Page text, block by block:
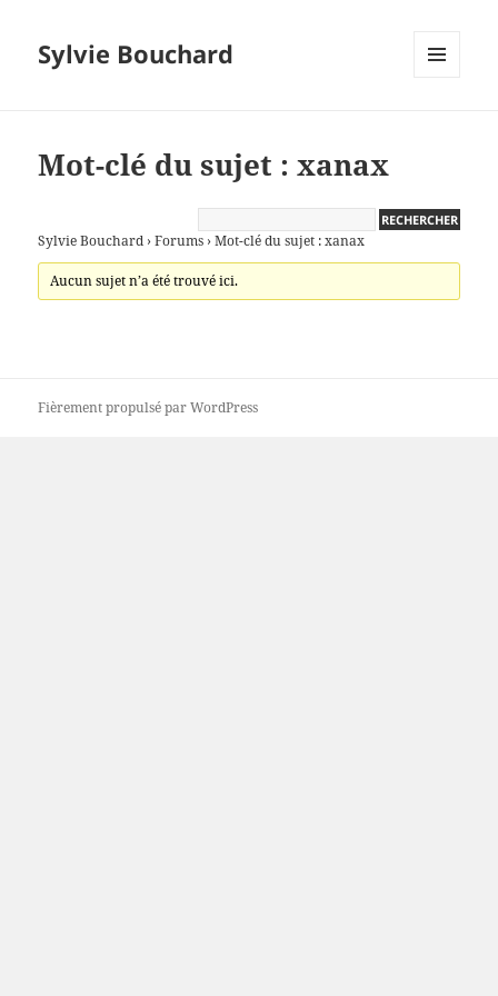
Sylvie Bouchard
Mot-clé du sujet : xanax
Sylvie Bouchard › Forums › Mot-clé du sujet : xanax
Aucun sujet n’a été trouvé ici.
Fièrement propulsé par WordPress